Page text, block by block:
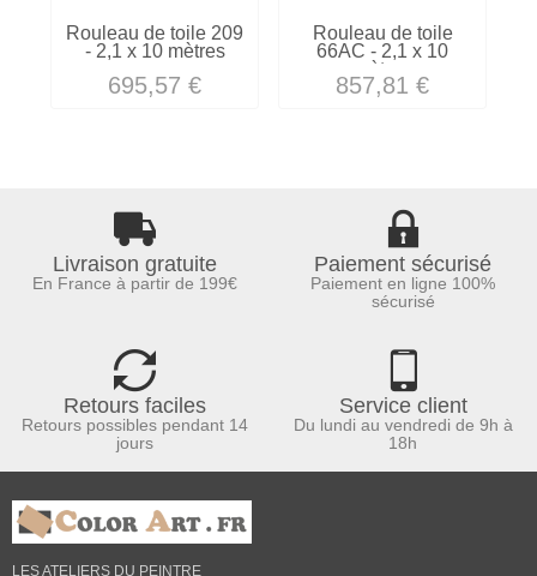
Rouleau de toile 209
- 2,1 x 10 mètres
695,57 €
Rouleau de toile
66AC - 2,1 x 10
mètres
857,81 €
Livraison gratuite
En France à partir de 199€
Paiement sécurisé
Paiement en ligne 100%
sécurisé
Retours faciles
Retours possibles pendant 14
jours
Service client
Du lundi au vendredi de 9h à
18h
LES ATELIERS DU PEINTRE